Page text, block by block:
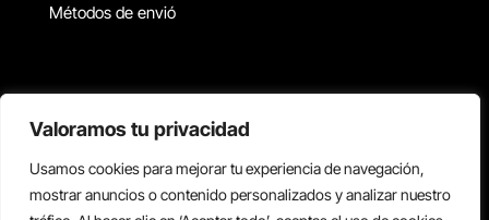
Valoramos tu privacidad
Usamos cookies para mejorar tu experiencia de navegación,
mostrar anuncios o contenido personalizados y analizar nuestro
Métodos de envió
Copyright © 2026 Reisix. Todos los derechos reservados.